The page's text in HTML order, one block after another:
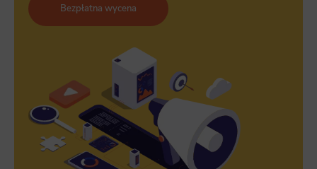
Bezpłatna wycena